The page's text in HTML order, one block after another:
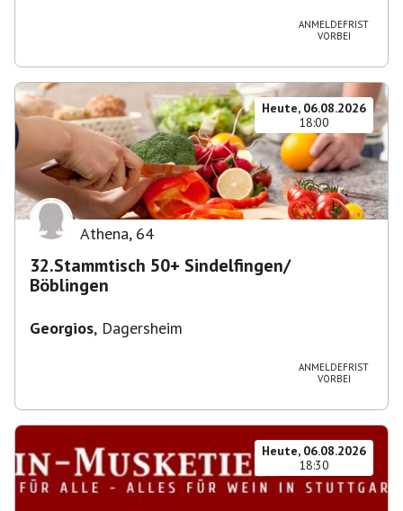
ANMELDEFRIST
VORBEI
Heute, 06.08.2026
18:00
Athena, 64
32.Stammtisch 50+ Sindelfingen/
Böblingen
Georgios, Dagersheim
ANMELDEFRIST
VORBEI
Heute, 06.08.2026
18:30